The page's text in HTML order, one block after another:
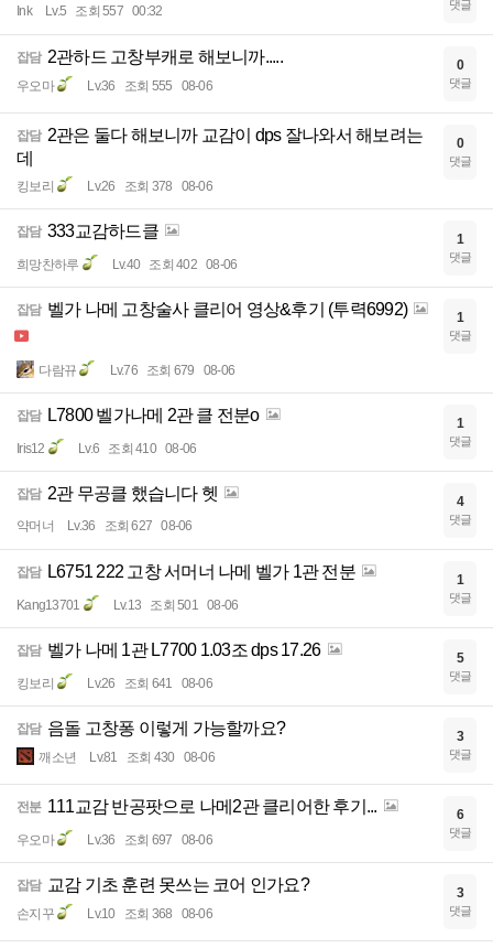
Ink Lv.5 조회 557 00:32 댓글
잡담 2관하드 고창부캐로 해보니까.....
우오마 Lv.36 조회 555 08-06
0
댓글
잡담 2관은 둘다 해보니까 교감이 dps 잘나와서 해보려는
데
킹보리 Lv.26 조회 378 08-06
0
댓글
잡담 333교감하드클
희망찬하루 Lv.40 조회 402 08-06
1
댓글
잡담 벨가 나메 고창술사 클리어 영상&후기 (투력6992)
다람뀨 Lv.76 조회 679 08-06
1
댓글
잡담 L7800 벨가나메 2관 클 전분o
Iris12 Lv.6 조회 410 08-06
1
댓글
잡담 2관 무공클 했습니다 헷
약머너 Lv.36 조회 627 08-06
4
댓글
잡담 L6751 222 고창 서머너 나메 벨가 1관 전분
Kang13701 Lv.13 조회 501 08-06
1
댓글
잡담 벨가 나메 1관 L7700 1.03조 dps 17.26
킹보리 Lv.26 조회 641 08-06
5
댓글
잡담 음돌 고창퐁 이렇게 가능할까요?
깨소년 Lv.81 조회 430 08-06
3
댓글
전분 111교감 반공팟으로 나메2관 클리어한 후기...
우오마 Lv.36 조회 697 08-06
6
댓글
잡담 교감 기초 훈련 못쓰는 코어 인가요?
손지꾸 Lv.10 조회 368 08-06
3
댓글